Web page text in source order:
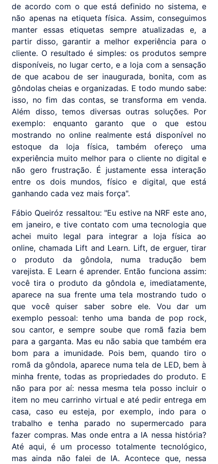
de acordo com o que está definido no sistema, e
não apenas na etiqueta física. Assim, conseguimos
manter essas etiquetas sempre atualizadas e, a
partir disso, garantir a melhor experiência para o
cliente. O resultado é simples: os produtos sempre
disponíveis, no lugar certo, e a loja com a sensação
de que acabou de ser inaugurada, bonita, com as
gôndolas cheias e organizadas. E todo mundo sabe:
isso, no fim das contas, se transforma em venda.
Além disso, temos diversas outras soluções. Por
exemplo: enquanto garanto que o que estou
mostrando no online realmente está disponível no
estoque da loja física, também ofereço uma
experiência muito melhor para o cliente no digital e
não gero frustração. É justamente essa interação
entre os dois mundos, físico e digital, que está
ganhando cada vez mais força".
Fábio Queiróz ressaltou: "Eu estive na NRF este ano,
em janeiro, e tive contato com uma tecnologia que
achei muito legal para integrar a loja física ao
online, chamada Lift and Learn. Lift, de erguer, tirar
o produto da gôndola, numa tradução bem
varejista. E Learn é aprender. Então funciona assim:
você tira o produto da gôndola e, imediatamente,
aparece na sua frente uma tela mostrando tudo o
que você quiser saber sobre ele. Vou dar um
exemplo pessoal: tenho uma banda de pop rock,
sou cantor, e sempre soube que romã fazia bem
para a garganta. Mas eu não sabia que também era
bom para a imunidade. Pois bem, quando tiro o
romã da gôndola, aparece numa tela de LED, bem à
minha frente, todas as propriedades do produto. E
não para por aí: nessa mesma tela posso incluir o
item no meu carrinho virtual e até pedir entrega em
casa, caso eu esteja, por exemplo, indo para o
trabalho e tenha parado no supermercado para
fazer compras. Mas onde entra a IA nessa história?
Até aqui, é um processo totalmente tecnológico,
mas ainda não falei de IA. Acontece que, nessa